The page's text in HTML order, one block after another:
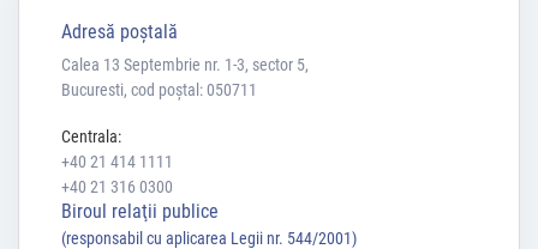
Adresă poştală
Calea 13 Septembrie nr. 1-3, sector 5,
Bucuresti, cod poștal: 050711
Centrala:
+40 21 414 1111
+40 21 316 0300
Biroul relaţii publice
(responsabil cu aplicarea Legii nr. 544/2001)